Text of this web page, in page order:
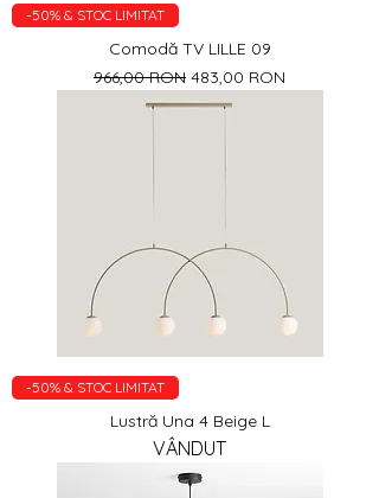
-50% & STOC LIMITAT
Comodă TV LILLE 09
Preț normal
966,00 RON Preț redus
483,00 RON
-50% & STOC LIMITAT
Lustră Una 4 Beige L
VÂNDUT